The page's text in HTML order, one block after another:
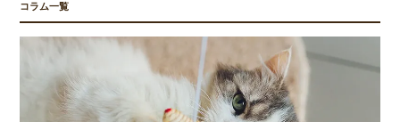
コラム一覧